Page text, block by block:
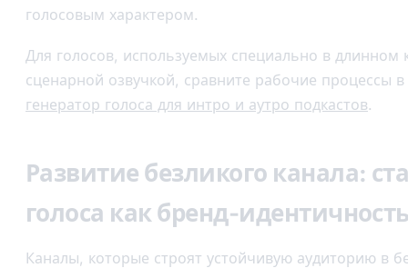
голосовым характером.
Для голосов, используемых специально в длинном
сценарной озвучкой, сравните рабочие процессы
генератор голоса для интро и аутро подкастов.
Развитие безликого канала:
голоса как бренд-
Каналы, которые строят устойчивую аудиторию в